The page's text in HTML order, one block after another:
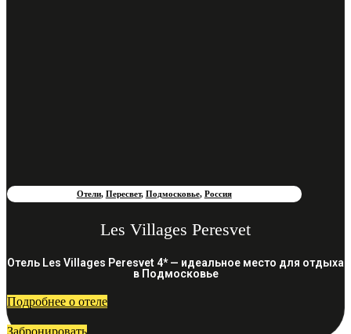
Отели, Пересвет, Подмосковье, Россия
Les Villages Peresvet
Отель Les Villages Peresvet 4* — идеальное место для отдыха
в Подмосковье
Подробнее о отеле
Забронировать